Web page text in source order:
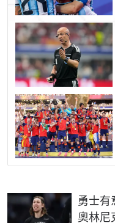
勇士有
奧林